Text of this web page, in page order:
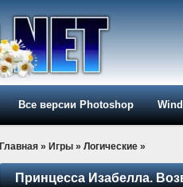
Все версии Photoshop
Главная » Игры » Логические »
Принцесса Изабелла.